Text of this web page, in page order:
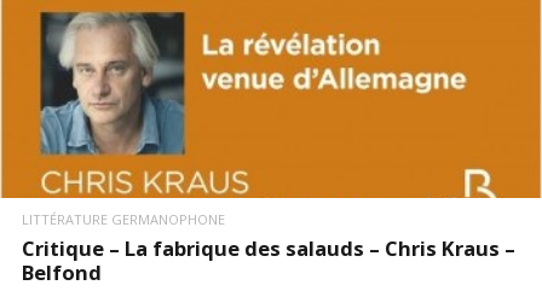
LITTÉRATURE GERMANOPHONE
Critique – La fabrique des salauds – Chris Kraus –
Belfond